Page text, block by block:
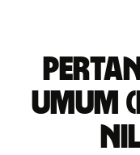
umum